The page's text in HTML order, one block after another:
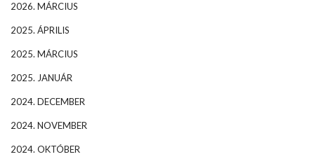
2026. MÁRCIUS
2025. ÁPRILIS
2025. MÁRCIUS
2025. JANUÁR
2024. DECEMBER
2024. NOVEMBER
2024. OKTÓBER